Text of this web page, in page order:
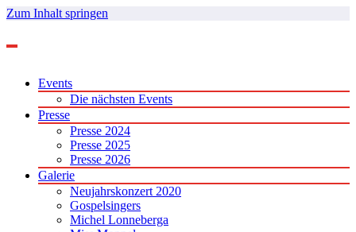
Zum Inhalt springen
Events
Die nächsten Events
Presse
Presse 2024
Presse 2025
Presse 2026
Galerie
Neujahrskonzert 2020
Gospelsingers
Michel Lonneberga